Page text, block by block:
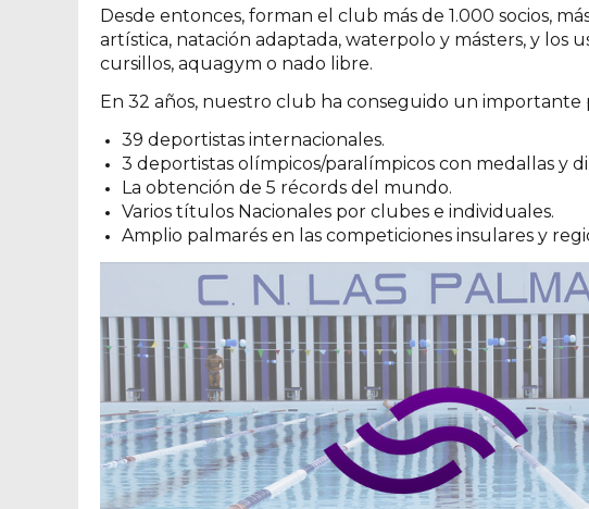
Desde entonces, forman el club más de 1.000 socios,
artística, natación adaptada, waterpolo y másters, y los
cursillos, aquagym o nado libre.
En 32 años, nuestro club ha conseguido un importante
39 deportistas internacionales.
3 deportistas olímpicos/paralímpicos con medallas y
La obtención de 5 récords del mundo.
Varios títulos Nacionales por clubes e individuales.
Amplio palmarés en las competiciones insulares y